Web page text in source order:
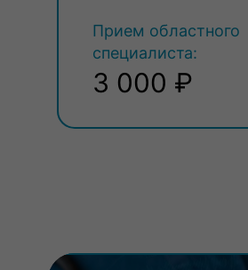
Прием областного
специалиста:
3 000 ₽